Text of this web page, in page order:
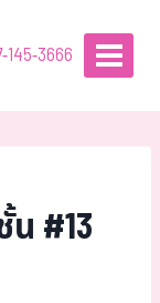
145-3666
#13